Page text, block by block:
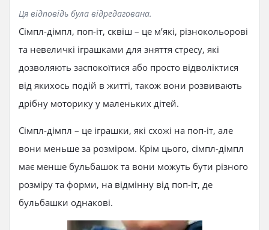
Ця відповідь була відредагована.
Cімпл-дімпл, поп-іт, сквіш – це м’які, різнокольорові
та невеличкі іграшками для зняття стресу, які
дозволяють заспокоїтися або просто відволіктися
від якихось подій в житті, також вони розвивають
дрібну моторику у маленьких дітей.
Сімпл-дімпл – це іграшки, які схожі на поп-іт, але
вони меньше за розміром. Крім цього, сімпл-дімпл
має менше бульбашок та вони можуть бути різного
розміру та форми, на відмінну від поп-іт, де
бульбашки однакові.